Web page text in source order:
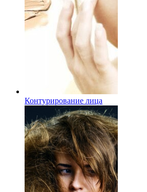
Контурирование лица